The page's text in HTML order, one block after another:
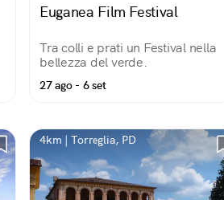
Euganea Film Festival
Tra colli e prati un Festival nella
bellezza del verde.
27 ago - 6 set
4km | Torreglia, PD